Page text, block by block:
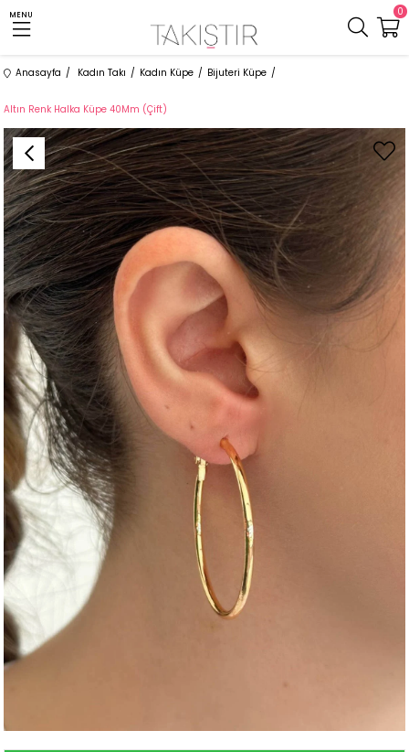
MENU 0
Anasayfa Kadın Takı Kadın Küpe Bijuteri Küpe
Altın Renk Halka Küpe 40Mm (Çift)